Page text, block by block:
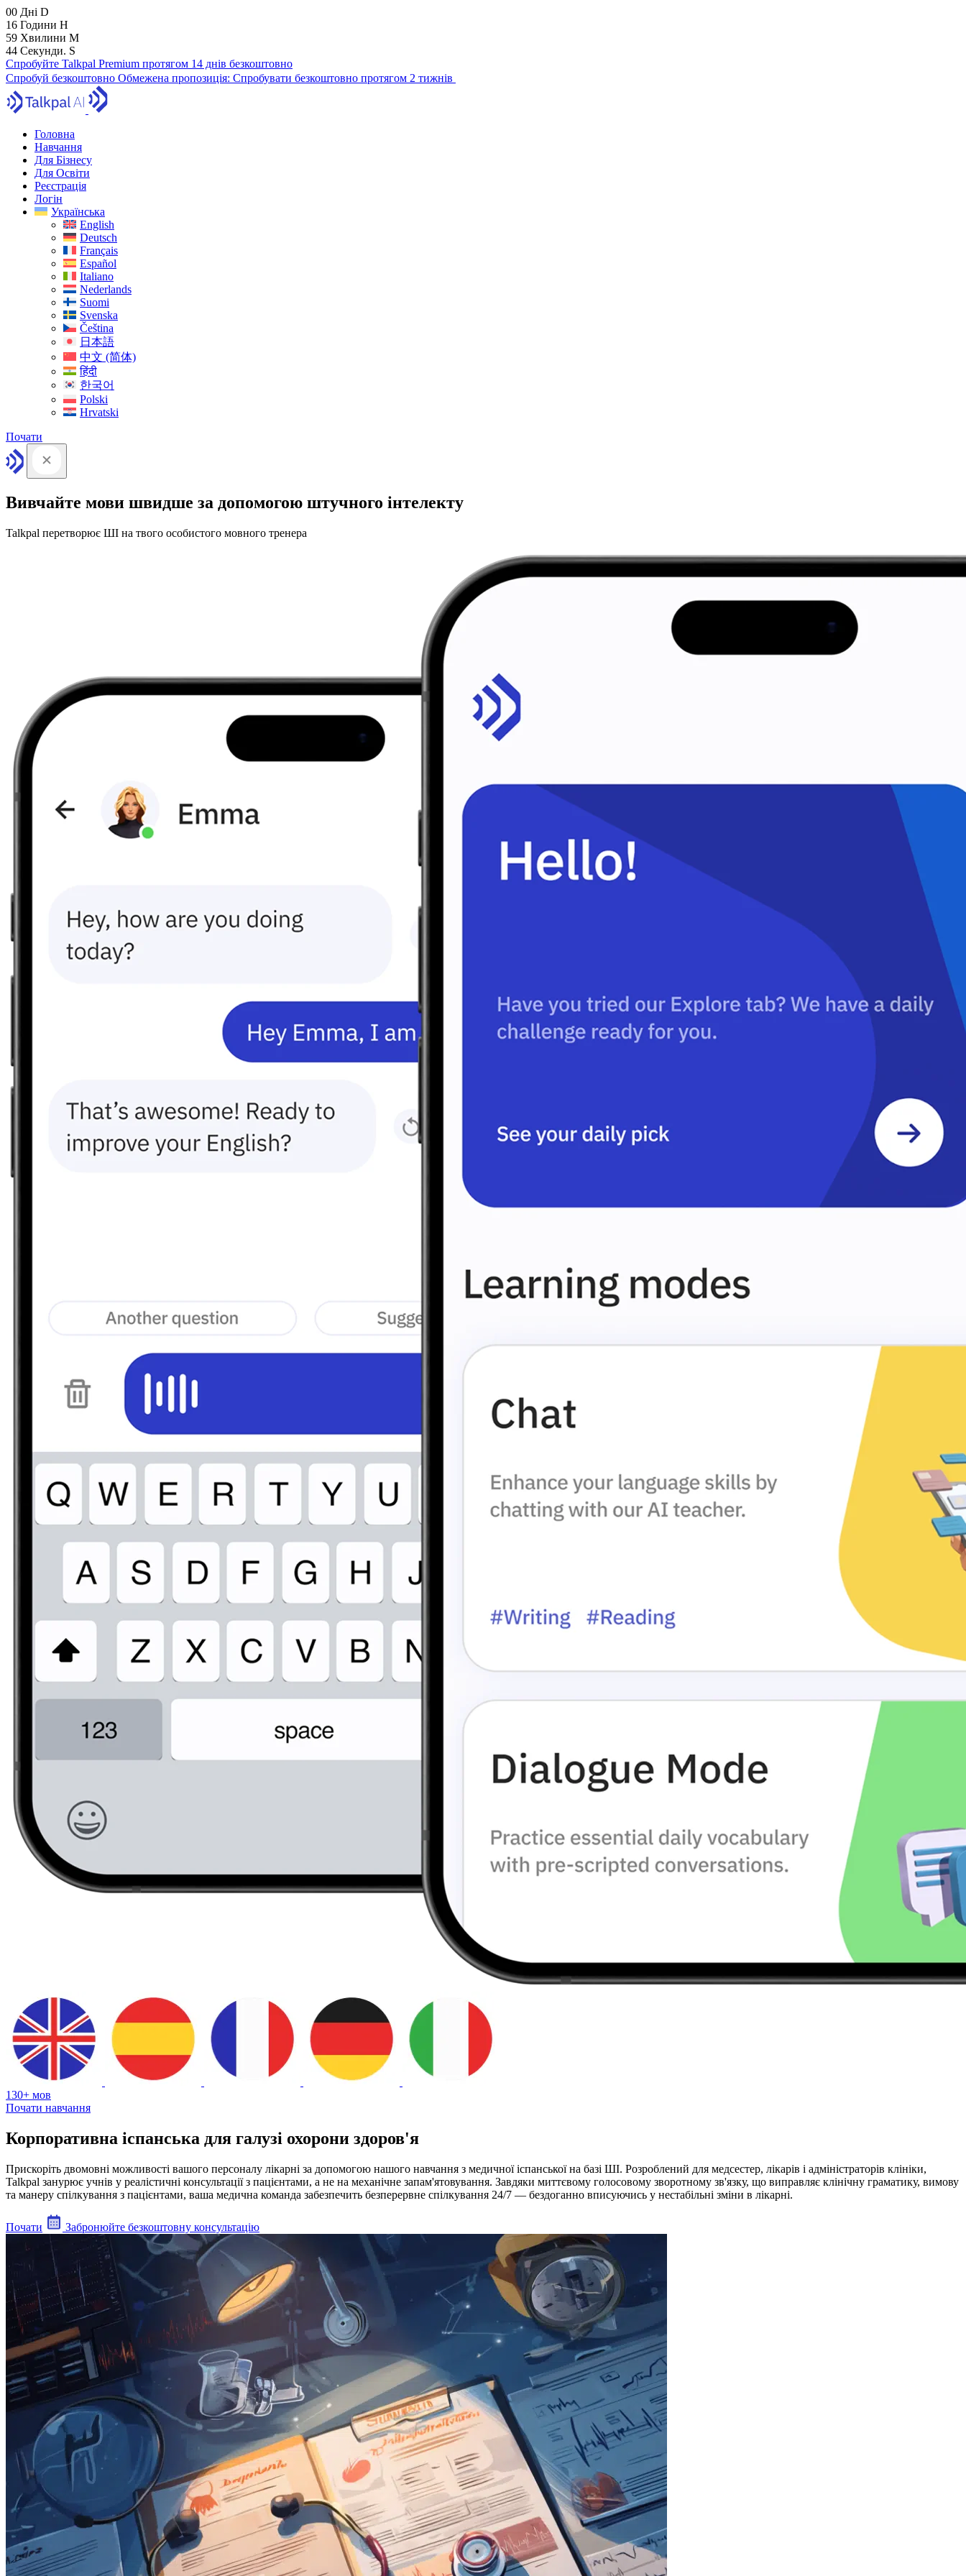
00 Дні D
16 Години H
59 Хвилини M
43 Секунди. S
Спробуйте Talkpal Premium протягом 14 днів безкоштовно
Спробуй безкоштовно Обмежена пропозиція: Спробувати безкоштовно протягом 2 тижнів
Головна
Навчання
Для Бізнесу
Для Освіти
Реєстрація
Логін
Українська
English
Deutsch
Français
Español
Italiano
Nederlands
Suomi
Svenska
Čeština
日本語
中文 (简体)
हिंदी
한국어
Polski
Hrvatski
Почати
Вивчайте мови швидше за допомогою штучного інтелекту
Talkpal перетворює ШІ на твого особистого мовного тренера
130+ мов
Почати навчання
Корпоративна іспанська для галузі охорони здоров'я
Прискоріть двомовні можливості вашого персоналу лікарні за допомогою нашого навчання з медичної іспанської на базі ШІ. Розроблений для медсестер, лікарів і адміністраторів клініки,
Talkpal занурює учнів у реалістичні консультації з пацієнтами, а не на механічне запам'ятовування. Завдяки миттєвому голосовому зворотному зв'язку, що виправляє клінічну граматику, вимову
та манеру спілкування з пацієнтами, ваша медична команда забезпечить безперервне спілкування 24/7 — бездоганно вписуючись у нестабільні зміни в лікарні.
Почати Забронюйте безкоштовну консультацію